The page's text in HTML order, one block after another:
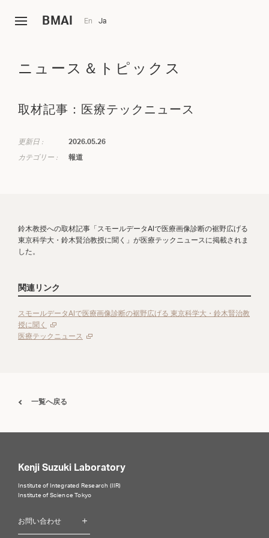
BMAI En Ja
ニュース＆トピックス
取材記事：医療テックニュース
更新日 : 2026.05.26
カテゴリー : 報道
鈴木教授への取材記事「スモールデータAIで医療画像診断の裾野広げる
東京科学大・鈴木賢治教授に聞く」が医療テックニュースに掲載されま
した。
関連リンク
スモールデータAIで医療画像診断の裾野広げる 東京科学大・鈴木賢治教
授に聞く
医療テックニュース
一覧へ戻る
Kenji Suzuki Laboratory
Institute of Integrated Research (IIR)
Institute of Science Tokyo
お問い合わせ